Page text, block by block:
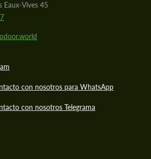
Eaux-Vives 45
con nosotros para WhatsApp
con nosotros Telegrama